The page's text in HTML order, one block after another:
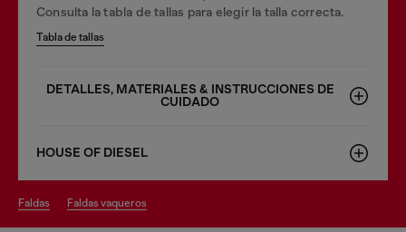
Consulta la tabla de tallas para elegir la talla correcta.
Tabla de tallas
DETALLES, MATERIALES & INSTRUCCIONES DE
CUIDADO
HOUSE OF DIESEL
faldas faldas vaqueros